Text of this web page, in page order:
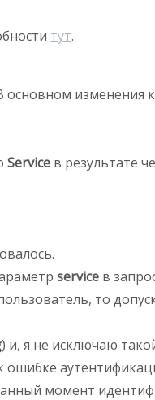
тут.
изменения
Service в результате
service в
то
) и, я не исключаю
момент